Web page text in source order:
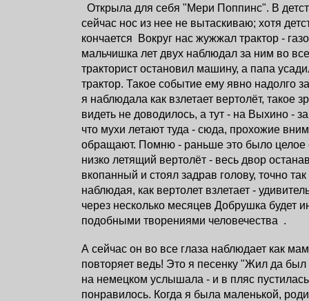
Открыла для себя "Мери Поппинс". В
сейчас нос из нее не вытаскиваю; хотя
кончается
Вокруг нас жужжал трактор -
мальчишка лет двух наблюдал за ним во все
тракторист остановил машину, а папа
трактор. Такое событие ему явно надолго
я наблюдала как взлетает вертолёт, такое
видеть не доводилось, а тут - на Выхино -
что мухи летают туда - сюда, прохожие
обращают. Помню - раньше это было целое
низко летящий вертолёт - весь двор
вкопанный и стоял задрав голову, точно
наблюдая, как вертолет взлетает -
через несколько месяцев Добрушка будет
подобными творениями человечества .
А сейчас он во все глаза наблюдает как
повторяет ведь! Это я песенку "Жил да был
на немецком услышала - и в пляс
понравилось. Когда я была маленькой,